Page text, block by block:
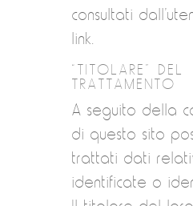
consultati
link.
“TITOLARE” DEL
TRATTAMENTO
A seguito della
di questo sito
trattati dati
identificate o